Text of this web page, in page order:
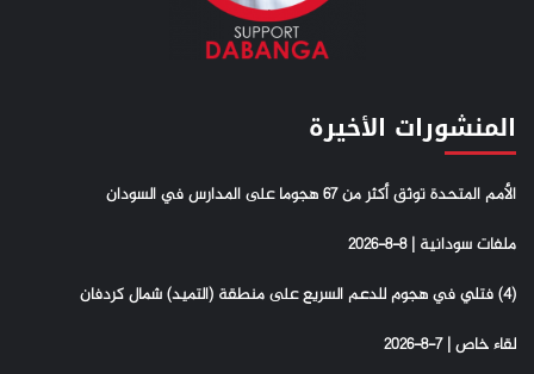
المنشورات الأخيرة
الأمم المتحدة توثق أكثر من 67 هجوما على المدارس في السودان
ملفات سودانية | 8-8-2026
(4) فتلي في هجوم للدعم السريع على منطقة (التميد) شمال كردفان
لقاء خاص | 7-8-2026